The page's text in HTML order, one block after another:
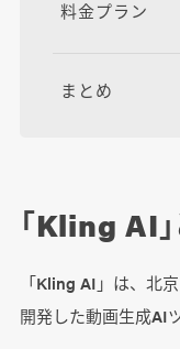
料金プラン
まとめ
「Kling AI」
「Kling AI」は、北
開発した動画生成AI